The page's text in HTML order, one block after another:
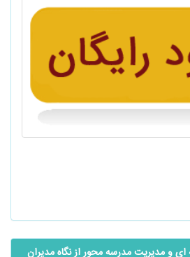
و مدیریت مدرسه محور از نگاه مدیران